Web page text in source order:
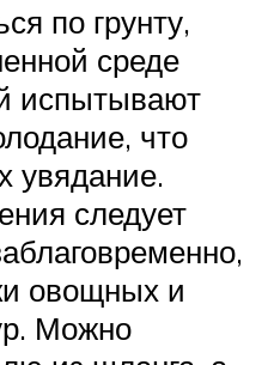
по грунту,
среде
испытывают
что
увядание.
следует
овощных и
Можно